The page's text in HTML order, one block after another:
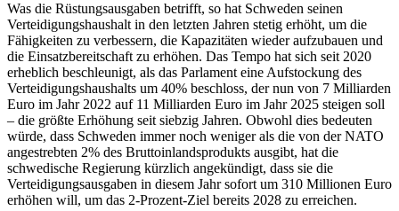
Was die Rüstungsausgaben betrifft, so hat Schweden seinen
Verteidigungshaushalt in den letzten Jahren stetig erhöht, um die
Fähigkeiten zu verbessern, die Kapazitäten wieder aufzubauen und
die Einsatzbereitschaft zu erhöhen. Das Tempo hat sich seit 2020
erheblich beschleunigt, als das Parlament eine Aufstockung des
Verteidigungshaushalts um 40% beschloss, der nun von 7 Milliarden
Euro im Jahr 2022 auf 11 Milliarden Euro im Jahr 2025 steigen soll
– die größte Erhöhung seit siebzig Jahren. Obwohl dies bedeuten
würde, dass Schweden immer noch weniger als die von der NATO
angestrebten 2% des Bruttoinlandsprodukts ausgibt, hat die
schwedische Regierung kürzlich angekündigt, dass sie die
Verteidigungsausgaben in diesem Jahr sofort um 310 Millionen Euro
erhöhen will, um das 2-Prozent-Ziel bereits 2028 zu erreichen.